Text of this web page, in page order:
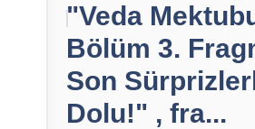
"Veda
Bölüm 3.
Son
Dolu!" , fra...